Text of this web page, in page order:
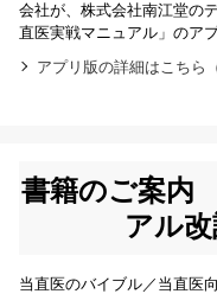
会社が、株式会社南江堂の
直医実戦マニュアル」のアプ
アプリ版の詳細はこちら
書籍のご案
アル
当直医のバイブル／当直医